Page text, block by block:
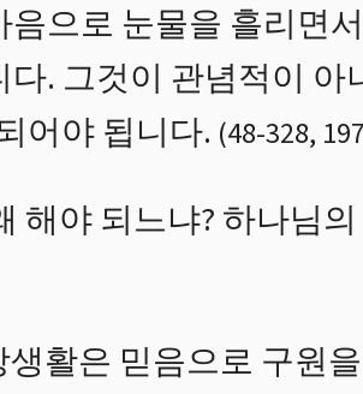
으로 눈물을 흘리면
. 그것이 관념적이
어야 됩니다. (48-328,
해야 되느냐? 하나님
활은 믿음으로 구원